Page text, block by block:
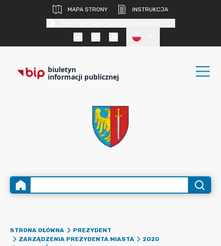
MAPA STRONY
INSTRUKCJA
biuletyn
informacji publicznej
STRONA GŁÓWNA
PREZYDENT
ZARZĄDZENIA PREZYDENTA MIASTA
2020